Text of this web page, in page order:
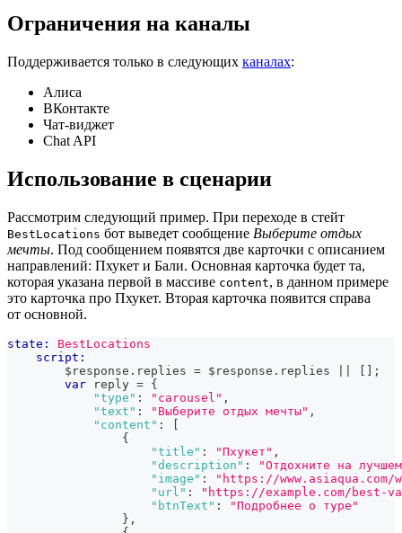
Ограничения на каналы
Поддерживается только в следующих каналах:
Алиса
ВКонтакте
Чат-виджет
Chat API
Использование в сценарии
Рассмотрим следующий пример. При переходе в стейт
BestLocations бот выведет сообщение Выберите отдых
мечты. Под сообщением появятся две карточки с описанием
направлений: Пхукет и Бали. Основная карточка будет та,
которая указана первой в массиве content, в данном примере
это карточка про Пхукет. Вторая карточка появится справа
от основной.
state:
BestLocations
script:
        $response
. replies = $response . replies
;
var reply = {
"type" : "carousel" ,
"text" : "Выберите отдых мечты" ,
"content" :
{
"title" : "Пхукет" ,
"description" :
"Отдохните на
"image" :
"https://
"url" :
"https://example.com/best-
"btnText" :
"Подробнее о туре"
} ,